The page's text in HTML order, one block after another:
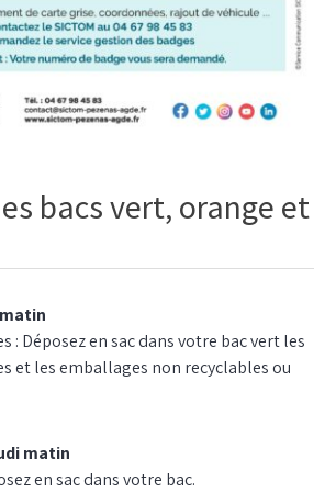
bacs vert, orange et
matin
: Déposez en sac dans votre bac vert les
et les emballages non recyclables ou
matin
en sac dans votre bac.